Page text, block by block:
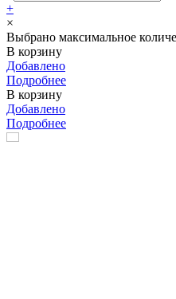
+
×
Выбрано максимальное
В корзину
Добавлено
Подробнее
В корзину
Добавлено
Подробнее